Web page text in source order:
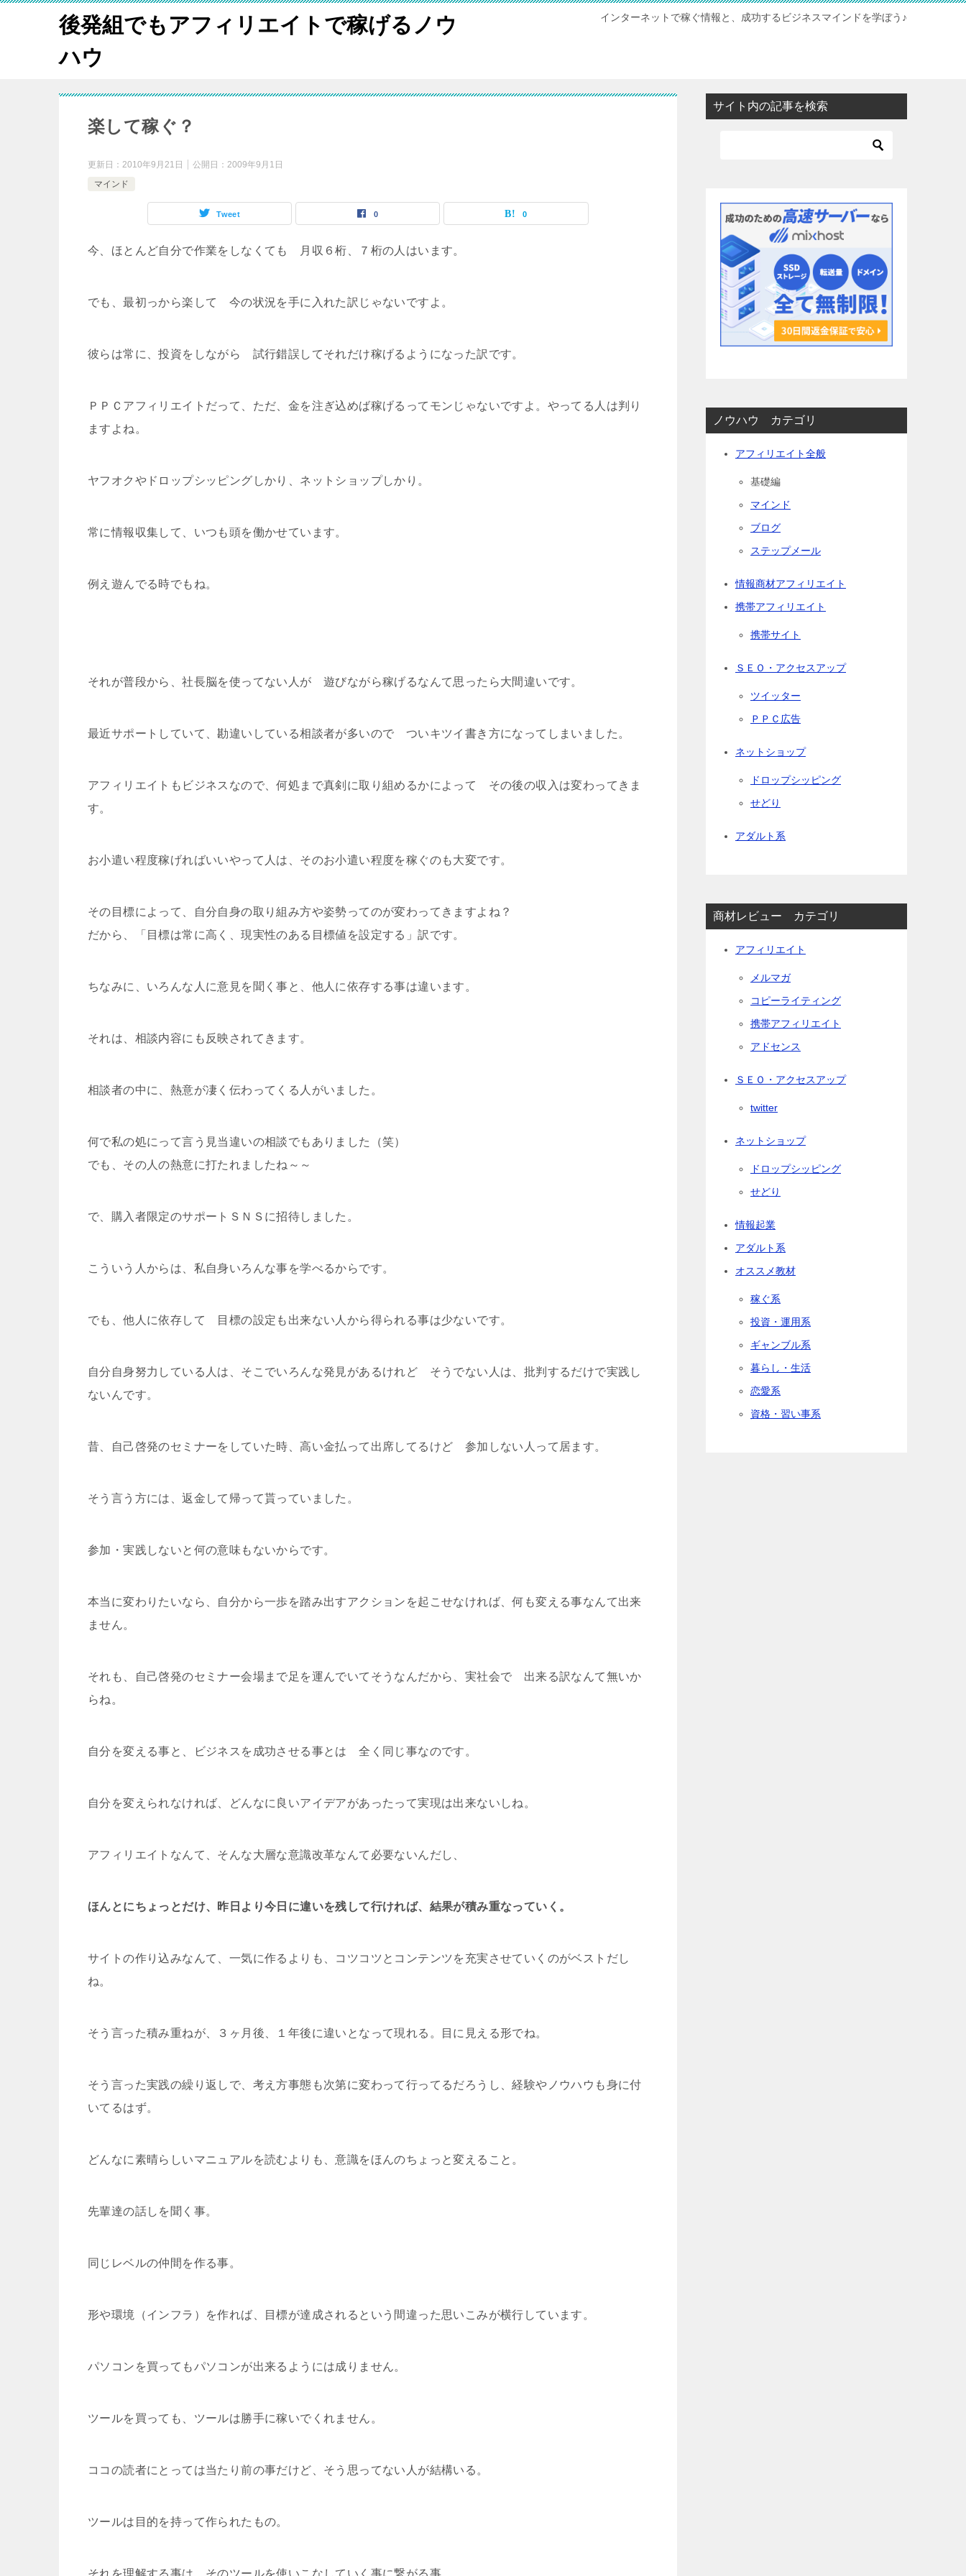
後発組でもアフィリエイトで稼げるノウ
ハウ
インターネットで稼ぐ情報と、成功するビジネスマインドを学ぼう♪
楽して稼ぐ？
更新日： 2010年9月21日 公開日： 2009年9月1日
マインド
Tweet 0 0
今、ほとんど自分で作業をしなくても 月収６桁、７桁の人はいます。
でも、最初っから楽して 今の状況を手に入れた訳じゃないですよ。
彼らは常に、投資をしながら 試行錯誤してそれだけ稼げるようになった訳です。
ＰＰＣアフィリエイトだって、ただ、金を注ぎ込めば稼げるってモンじゃないですよ。やってる人は判り
ますよね。
ヤフオクやドロップシッピングしかり、ネットショップしかり。
常に情報収集して、いつも頭を働かせています。
例え遊んでる時でもね。
それが普段から、社長脳を使ってない人が 遊びながら稼げるなんて思ったら大間違いです。
最近サポートしていて、勘違いしている相談者が多いので ついキツイ書き方になってしまいました。
アフィリエイトもビジネスなので、何処まで真剣に取り組めるかによって その後の収入は変わってきま
す。
お小遣い程度稼げればいいやって人は、そのお小遣い程度を稼ぐのも大変です。
その目標によって、自分自身の取り組み方や姿勢ってのが変わってきますよね？
だから、「目標は常に高く、現実性のある目標値を設定する」訳です。
ちなみに、いろんな人に意見を聞く事と、他人に依存する事は違います。
それは、相談内容にも反映されてきます。
相談者の中に、熱意が凄く伝わってくる人がいました。
何で私の処にって言う見当違いの相談でもありました（笑）
でも、その人の熱意に打たれましたね～～
で、購入者限定のサポートＳＮＳに招待しました。
こういう人からは、私自身いろんな事を学べるからです。
でも、他人に依存して 目標の設定も出来ない人から得られる事は少ないです。
自分自身努力している人は、そこでいろんな発見があるけれど そうでない人は、批判するだけで実践し
ないんです。
昔、自己啓発のセミナーをしていた時、高い金払って出席してるけど 参加しない人って居ます。
そう言う方には、返金して帰って貰っていました。
参加・実践しないと何の意味もないからです。
本当に変わりたいなら、自分から一歩を踏み出すアクションを起こせなければ、何も変える事なんて出来
ません。
それも、自己啓発のセミナー会場まで足を運んでいてそうなんだから、実社会で 出来る訳なんて無いか
らね。
自分を変える事と、ビジネスを成功させる事とは 全く同じ事なのです。
自分を変えられなければ、どんなに良いアイデアがあったって実現は出来ないしね。
アフィリエイトなんて、そんな大層な意識改革なんて必要ないんだし、
ほんとにちょっとだけ、昨日より今日に違いを残して行ければ、結果が積み重なっていく。
サイトの作り込みなんて、一気に作るよりも、コツコツとコンテンツを充実させていくのがベストだし
ね。
そう言った積み重ねが、３ヶ月後、１年後に違いとなって現れる。目に見える形でね。
そう言った実践の繰り返しで、考え方事態も次第に変わって行ってるだろうし、経験やノウハウも身に付
いてるはず。
どんなに素晴らしいマニュアルを読むよりも、意識をほんのちょっと変えること。
先輩達の話しを聞く事。
同じレベルの仲間を作る事。
形や環境（インフラ）を作れば、目標が達成されるという間違った思いこみが横行しています。
パソコンを買ってもパソコンが出来るようには成りません。
ツールを買っても、ツールは勝手に稼いでくれません。
ココの読者にとっては当たり前の事だけど、そう思ってない人が結構いる。
ツールは目的を持って作られたもの。
それを理解する事は、そのツールを使いこなしていく事に繋がる事。
サイト内の記事を検索
ノウハウ カテゴリ
アフィリエイト全般
基礎編
マインド
ブログ
ステップメール
情報商材アフィリエイト
携帯アフィリエイト
携帯サイト
ＳＥＯ・アクセスアップ
ツイッター
ＰＰＣ広告
ネットショップ
ドロップシッピング
せどり
アダルト系
商材レビュー カテゴリ
アフィリエイト
メルマガ
コピーライティング
携帯アフィリエイト
アドセンス
ＳＥＯ・アクセスアップ
twitter
ネットショップ
ドロップシッピング
せどり
情報起業
アダルト系
オススメ教材
稼ぐ系
投資・運用系
ギャンブル系
暮らし・生活
恋愛系
資格・習い事系